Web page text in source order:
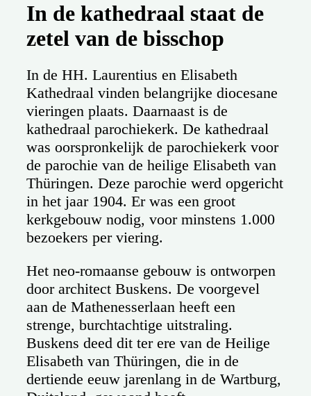
In de kathedraal staat de
zetel van de bisschop
In de HH. Laurentius en Elisabeth
Kathedraal vinden belangrijke diocesane
vieringen plaats. Daarnaast is de
kathedraal parochiekerk. De kathedraal
was oorspronkelijk de parochiekerk voor
de parochie van de heilige Elisabeth van
Thüringen. Deze parochie werd opgericht
in het jaar 1904. Er was een groot
kerkgebouw nodig, voor minstens 1.000
bezoekers per viering.
Het neo-romaanse gebouw is ontworpen
door architect Buskens. De voorgevel
aan de Mathenesserlaan heeft een
strenge, burchtachtige uitstraling.
Buskens deed dit ter ere van de Heilige
Elisabeth van Thüringen, die in de
dertiende eeuw jarenlang in de Wartburg,